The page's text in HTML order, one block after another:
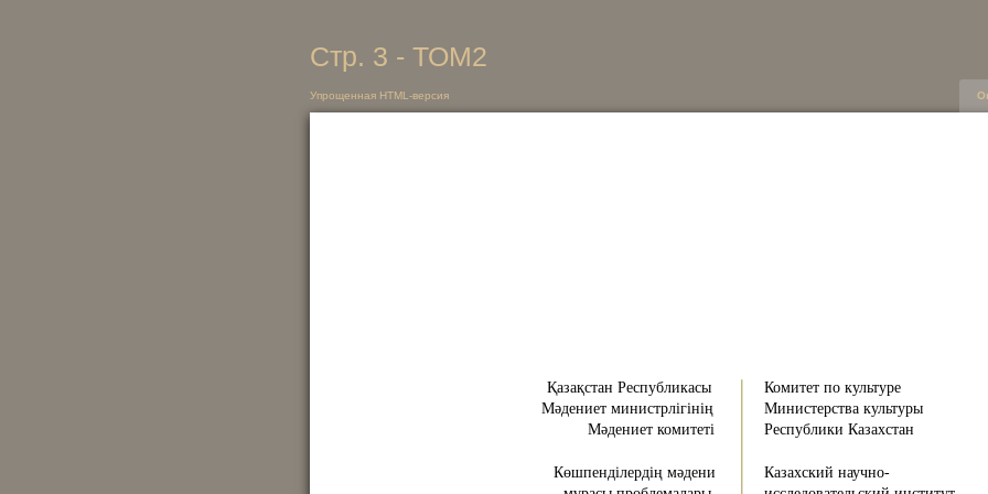
Стр. 3 - ТОМ2
Упрощенная HTML-версия
Қазақстан Республикасы
Мәдениет министрлігінің
Мәдениет комитеті
Көшпенділердің мәдени
Комитет по культуре
Министерства культуры
Республики Казахстан
Казахский научно-